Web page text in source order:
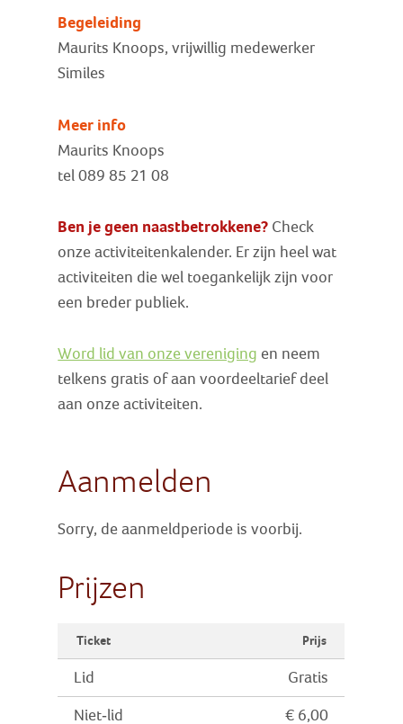
Begeleiding
Maurits Knoops, vrijwillig medewerker
Similes
Meer info
Maurits Knoops
tel 089 85 21 08
Ben je geen naastbetrokkene? Check
onze activiteitenkalender. Er zijn heel wat
activiteiten die wel toegankelijk zijn voor
een breder publiek.
Word lid van onze vereniging en neem
telkens gratis of aan voordeeltarief deel
aan onze activiteiten.
Aanmelden
Sorry, de aanmeldperiode is voorbij.
Prijzen
Ticket Prijs
Lid Gratis
Niet-lid € 6,00